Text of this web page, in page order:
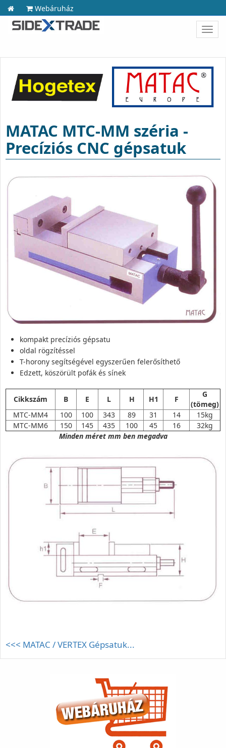
Webáruház
MATAC MTC-MM széria -
Precíziós CNC gépsatuk
kompakt precíziós gépsatu
oldal rögzítéssel
T-horony segítségével egyszerűen felerősíthető
Edzett, köszörült pofák és sínek
Cikkszám B E L H H1 F
G
(tömeg)
MTC-MM4
100 100 343 89 31 14
15kg
MTC-MM6
150 145 435 100 45 16
32kg
Minden méret mm ben megadva
<<< MATAC / VERTEX Gépsatuk...